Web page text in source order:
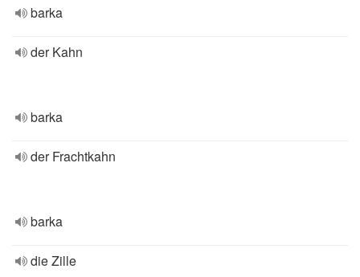
barka
der Kahn
barka
der Frachtkahn
barka
die Zille